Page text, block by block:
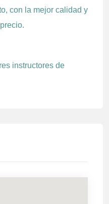
con la mejor calidad y
instructores de